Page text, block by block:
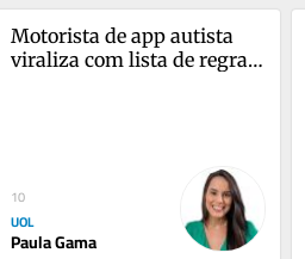
Motorista de app autista
viraliza com lista de regras
10
UOL
Paula Gama